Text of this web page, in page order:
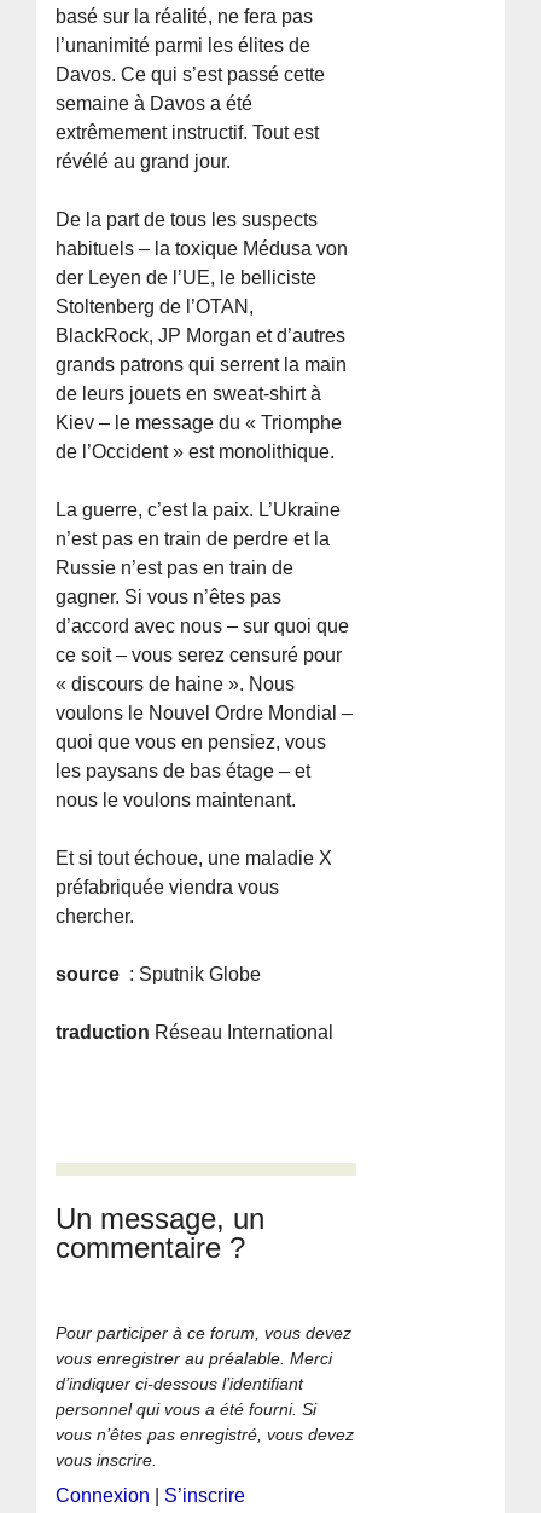
basé sur la réalité, ne fera pas
l’unanimité parmi les élites de
Davos. Ce qui s’est passé cette
semaine à Davos a été
extrêmement instructif. Tout est
révélé au grand jour.
De la part de tous les suspects
habituels – la toxique Médusa von
der Leyen de l’UE, le belliciste
Stoltenberg de l’OTAN,
BlackRock, JP Morgan et d’autres
grands patrons qui serrent la main
de leurs jouets en sweat-shirt à
Kiev – le message du « Triomphe
de l’Occident » est monolithique.
La guerre, c’est la paix. L’Ukraine
n’est pas en train de perdre et la
Russie n’est pas en train de
gagner. Si vous n’êtes pas
d’accord avec nous – sur quoi que
ce soit – vous serez censuré pour
« discours de haine ». Nous
voulons le Nouvel Ordre Mondial –
quoi que vous en pensiez, vous
les paysans de bas étage – et
nous le voulons maintenant.
Et si tout échoue, une maladie X
préfabriquée viendra vous
chercher.
source : Sputnik Globe
traduction Réseau International
Un message, un
commentaire ?
Pour participer à ce forum, vous devez
vous enregistrer au préalable. Merci
d’indiquer ci-dessous l’identifiant
personnel qui vous a été fourni. Si
vous n’êtes pas enregistré, vous devez
vous inscrire.
Connexion
S’inscrire